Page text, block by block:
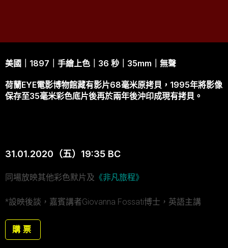
美國｜1897｜手繪上色｜36 秒｜35mm｜無聲
荷蘭EYE電影博物館藏有影片68毫米原拷貝，1995年將影像
保存至35毫米彩色底片後再於兩年後沖印成現有拷貝。
31.01.2020（五）19:35 BC
同場放映其他彩色默片及 《非凡旅程》
*設映後談，嘉賓講者Giovanna Fossati博士，英語主講
購票